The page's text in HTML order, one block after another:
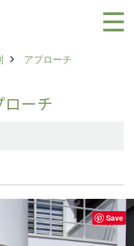
アプローチ
ーチ
Save